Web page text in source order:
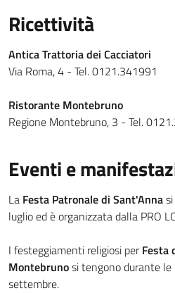
Ricettività
Antica Trattoria dei Cacciatori
Via Roma, 4 - Tel. 0121.341991
Ristorante Montebruno
Regione Montebruno, 3 - Tel.
Eventi e
La Festa Patronale di Sant'Anna
luglio ed è organizzata dalla PRO
I festeggiamenti religiosi perFesta
Montebrunosi tengono durante
settembre.